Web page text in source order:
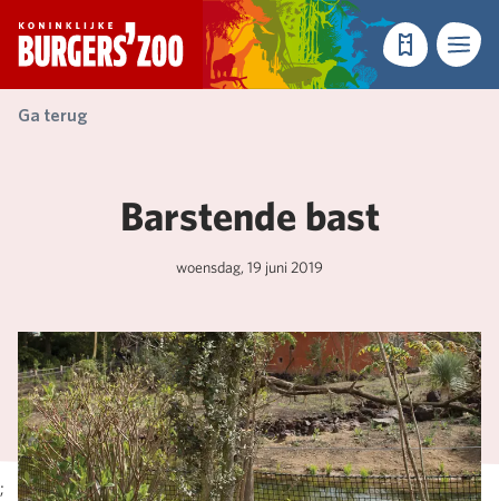
- Homepagina
TicketsMenu
Ga terug
;
Barstende bast
woensdag, 19 juni 2019